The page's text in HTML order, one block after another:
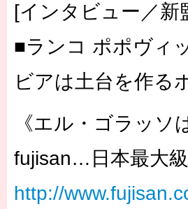
[インタビュー／新
■ランコ ポポヴィ
ビアは土台を作る
《エル・ゴラッ
fujisan…日本最大
http://